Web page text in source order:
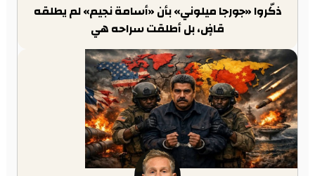
ذكّروا «جورجا ميلوني» بأن «أسامة نجيم» لم يطلقه
قاضٍ، بل أطلقت سراحه هي